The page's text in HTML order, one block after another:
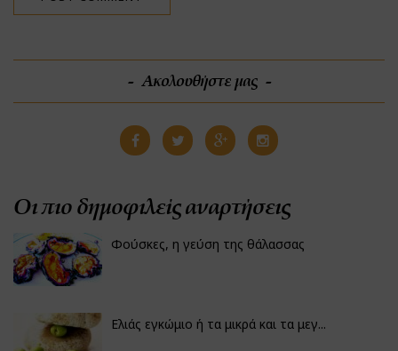
Ακολουθήστε μας
Οι πιο δημοφιλείς αναρτήσεις
Φούσκες, η γεύση της θάλασσας
Ελιάς εγκώμιο ή τα μικρά και τα μεγ...